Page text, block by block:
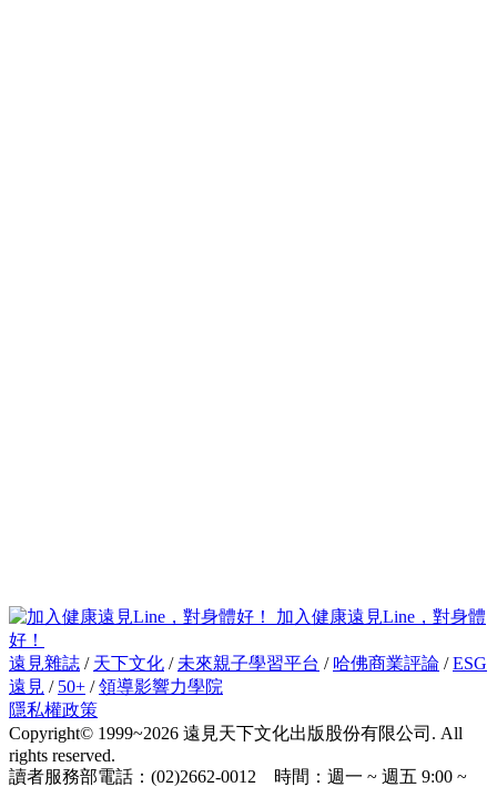
加入健康遠見Line，對身體
好！
遠見雜誌 / 天下文化 / 未來親子學習平台 / 哈佛商業評論 /ESG
遠見 / 50+ /領導影響力學院
隱私權政策
Copyright© 1999~2026 遠見天下文化出版股份有限公司. All
rights reserved.
讀者服務部電話：(02)2662-0012 時間：週一 ~ 週五 9:00 ~